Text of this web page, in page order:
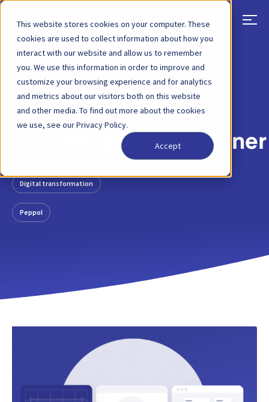
This website stores cookies on your computer. These
cookies are used to collect information about how you
interact with our website and allow us to remember
you. We use this information in order to improve and
customize your browsing experience and for analytics
and metrics about our visitors both on this website
and other media. To find out more about the cookies
we use, see our Privacy Policy.
Accept
TILBAGE BLOGINDLÆG 18. MARTS 2024
Sådan omdefinerer
Peppol
forretningstransaktioner
Digital transformation
Peppol